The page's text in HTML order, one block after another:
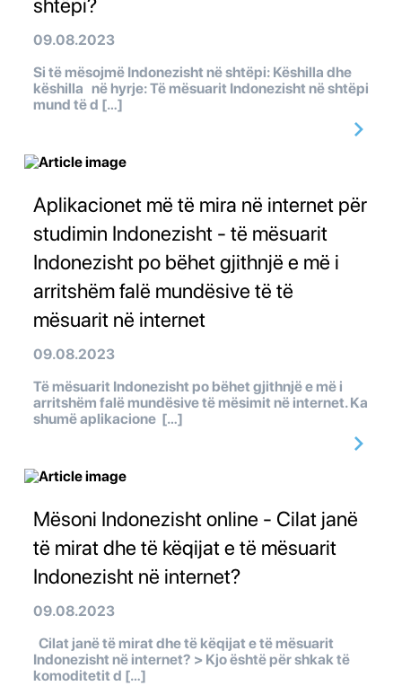
shtëpi?
09.08.2023
Si të mësojmë Indonezisht në shtëpi: Këshilla dhe
këshilla në hyrje: Të mësuarit Indonezisht në shtëpi
mund të d […]
Aplikacionet më të mira në internet për
studimin Indonezisht - të mësuarit
Indonezisht po bëhet gjithnjë e më i
arritshëm falë mundësive të të
mësuarit në internet
09.08.2023
Të mësuarit Indonezisht po bëhet gjithnjë e më i
arritshëm falë mundësive të mësimit në internet. Ka
shumë aplikacione […]
Mësoni Indonezisht online - Cilat janë
të mirat dhe të këqijat e të mësuarit
Indonezisht në internet?
09.08.2023
Cilat janë të mirat dhe të këqijat e të mësuarit
Indonezisht në internet? > Kjo është për shkak të
komoditetit d […]